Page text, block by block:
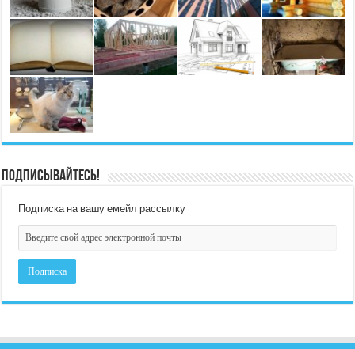
Подписывайтесь!
Подписка на вашу емейл рассылку